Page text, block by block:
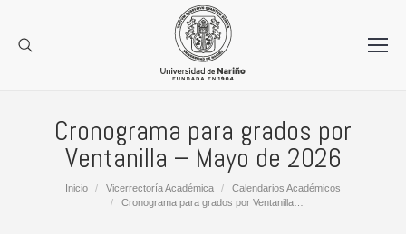
Cronograma para grados por
Ventanilla – Mayo de 2026
Estás aquí:
Inicio Vicerrectoría Académica
Calendarios Académicos
Cronograma para grados por Ventanilla…